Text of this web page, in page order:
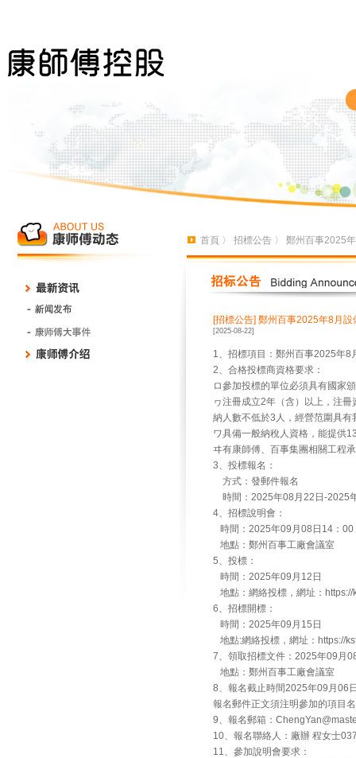
首頁 〉 招標公告 〉 鄭州百事2025
[招標公告] 鄭州百事2025年8月設
[2025-08-22]
1、招標項目：鄭州百事2025年8
2、合格投標商資格要求：
ロ參加投標的單位必須具有國家
ヮ注冊成立2年（含）以上，注
納人數不低於3人，經營范圍具
ワ具備一般納稅人資格，能提供
ヰ有康師傅、百事集團相關工程
3、投標報名：
方式：發郵件報名
時間：2025年08月22日-2025
4、招標說明會：
時間：2025年09月08日14：00
地點：鄭州百事工廠會議室
5、投標：
時間：2025年09月12日
地點：網絡投標，網址：
6、招標開標：
時間：2025年09月15日
地點:網絡投標，網址：https://
7、領取招標文件：2025年09月
地點：鄭州百事工廠會議室
8、報名截止時間2025年09月06
報名郵件正文須注明參加的項目
9、報名郵箱：
10、報名聯絡人：廠辦 程女士
11、參加說明會要求：